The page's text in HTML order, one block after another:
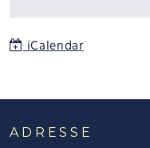
iCalendar
FOOTER
ADRESSE